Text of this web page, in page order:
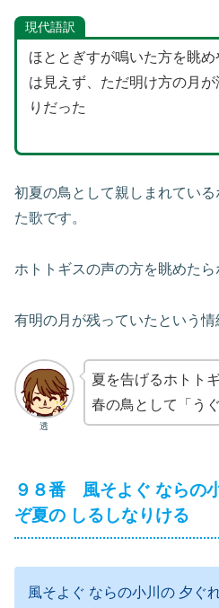
現代語訳
ほととぎすが鳴いた方を眺
は見えず、ただ明け方の月
りだった
初夏の鳥として親しまれてい
た歌です。
ホトトギスの声の方を眺めたら
有明の月が残っていたという情
透
夏を告げるホトト
春の鳥として「う
９８番 風そよぐ ならの
ぞ夏の しるしなりける
風そよぐ ならの小川の 夕ぐ